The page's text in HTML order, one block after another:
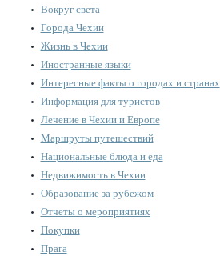
Вокруг света
Города Чехии
Жизнь в Чехии
Иностранные языки
Интересные факты о городах и странах
Информация для туристов
Лечение в Чехии и Европе
Маршруты путешествий
Национальные блюда и еда
Недвижимость в Чехии
Образование за рубежом
Отчеты о мероприятиях
Покупки
Прага